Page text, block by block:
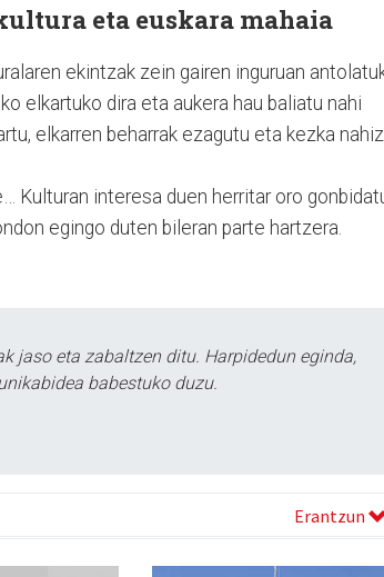
eta euskara mahaia
ekintzak zein gairen inguruan
elkartuko dira eta aukera hau baliatu nahi
elkarren beharrak ezagutu eta kezka nahiz
Kulturan interesa duen herritar oro
egingo duten bileran parte hartzera.
jaso eta zabaltzen ditu. Harpidedun eginda,
babestuko duzu.
Erantzun